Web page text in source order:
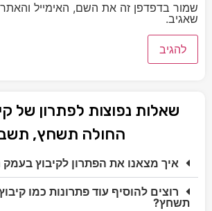
שמור בדפדפן זה את השם, האימייל
שאגיב.
שאלות נפוצות לפתרון של
החולה תשחץ,
איך מצאנו את הפתרון לקיבוץ
רוצים להוסיף עוד פתרונות כמו
תשחץ?